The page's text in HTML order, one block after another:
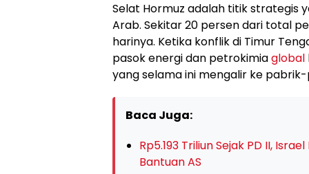
Selat Hormuz adalah titik strategis
Arab. Sekitar 20 persen dari total
harinya. Ketika konflik di Timur
pasok energi dan petrokimiaglobal
yang selama ini mengalir ke
Baca Juga:
Rp5.193 Triliun Sejak PD II,
Bantuan AS